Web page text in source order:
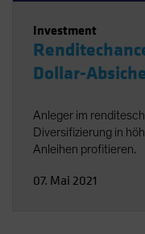
Investment
Dollar-
Anleger im
Diversifizierung in
Anleihen profitieren.
07. Mai 2021